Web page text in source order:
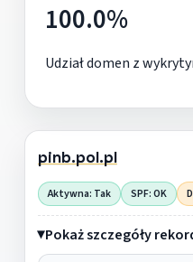
100.0%
Udział domen z
pinb.pol.pl
Aktywna: Tak SPF: OK
Pokaż szczegóły